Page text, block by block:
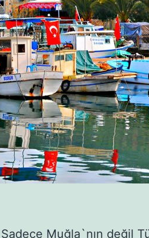
Sadece Muğla`nın değil